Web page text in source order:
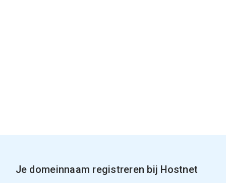
Je domeinnaam registreren bij Hostnet